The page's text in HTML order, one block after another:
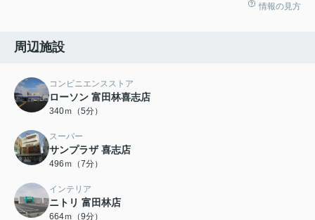
情報の見方
周辺施設
コンビニエンスストア
ローソン 富田林喜志店
340ｍ（5分）
スーパー
サンプラザ 喜志店
496ｍ（7分）
インテリア
ニトリ 富田林店
664ｍ（9分）